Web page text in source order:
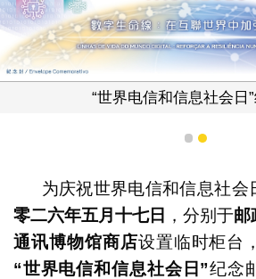
“世界电信和信息社会日
1 2
为庆祝世界电信和信息社会
零二六年五月十七日 ，分别于邮
通讯博物馆商店设置临时柜台
“世界电信和信息社会日 ”纪念